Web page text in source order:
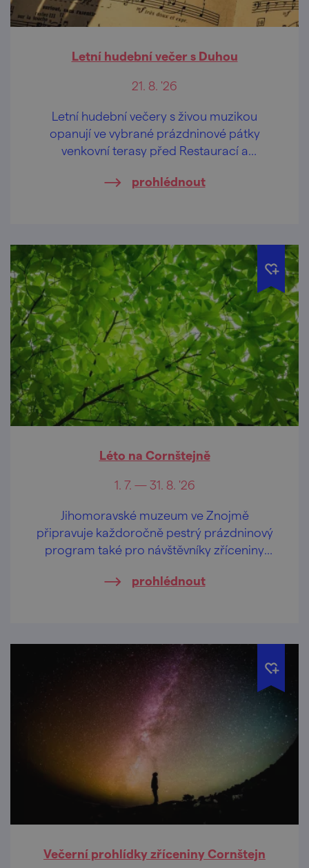
Letní hudební večer s Duhou
21. 8. '26
Letní hudební večery s živou muzikou
opanují ve vybrané prázdninové pátky
venkovní terasy před Restaurací a
"sesterským" Hasičským pivovarem.
prohlédnout
Léto na Cornštejně
1. 7. — 31. 8. '26
Jihomoravské muzeum ve Znojmě
připravuje každoročně pestrý prázdninový
program také pro návštěvníky zříceniny
prohlédnout
Večerní prohlídky zříceniny Cornštejn